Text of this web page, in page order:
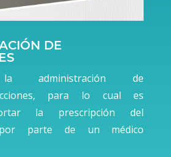
DE
la administración de
para lo cual es
la prescripción del
por parte de un médico